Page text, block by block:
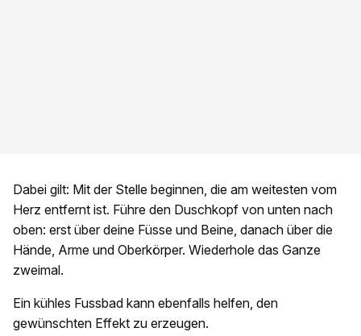
Dabei gilt: Mit der Stelle beginnen, die am weitesten vom
Herz entfernt ist. Führe den Duschkopf von unten nach
oben: erst über deine Füsse und Beine, danach über die
Hände, Arme und Oberkörper. Wiederhole das Ganze
zweimal.
Ein kühles Fussbad kann ebenfalls helfen, den
gewünschten Effekt zu erzeugen.